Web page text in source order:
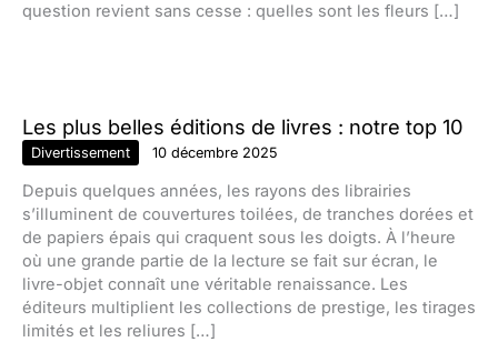
question revient sans cesse : quelles sont les fleurs […]
Les plus belles éditions de livres : notre top 10
Divertissement 10 décembre 2025
Depuis quelques années, les rayons des librairies
s’illuminent de couvertures toilées, de tranches dorées et
de papiers épais qui craquent sous les doigts. À l’heure
où une grande partie de la lecture se fait sur écran, le
livre-objet connaît une véritable renaissance. Les
éditeurs multiplient les collections de prestige, les tirages
limités et les reliures […]